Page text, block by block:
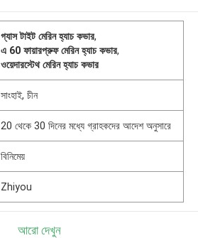
গ্যাস টাইট মেরিন হ্যাচ কভার,
এ 60 ফায়ারপ্রুফ মেরিন হ্যাচ কভার,
ওয়েদারস্টেথ মেরিন হ্যাচ কভার
সাংহাই, চীন
20 থেকে 30 দিনের মধ্যে গ্রাহকদের আদেশ অনুসারে
বিনিমেয়
Zhiyou
আরো দেখুন